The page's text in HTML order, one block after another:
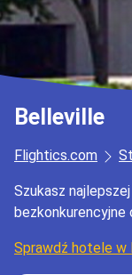
Belleville
Flightics.com
Szukasz
Sprawdź hotele w